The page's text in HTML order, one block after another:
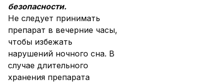
безопасности.
Не следует принимать
препарат в вечерние часы,
чтобы избежать
нарушений ночного сна. В
случае длительного
хранения препарата